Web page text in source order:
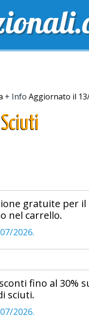
+ Info Aggiornato il
gratuite per
nel carrello.
2026.
fino al 30%
sciuti.
2026.